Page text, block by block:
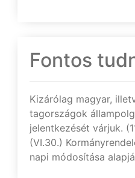
Fontos
Kizárólag magyar,
tagországok
jelentkezését várjuk.
(VI.30.)
napi módosítása